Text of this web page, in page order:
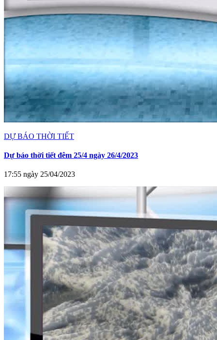
DỰ BÁO THỜI TIẾT
Dự báo thời tiết đêm 25/4 ngày 26/4/2023
17:55 ngày 25/04/2023